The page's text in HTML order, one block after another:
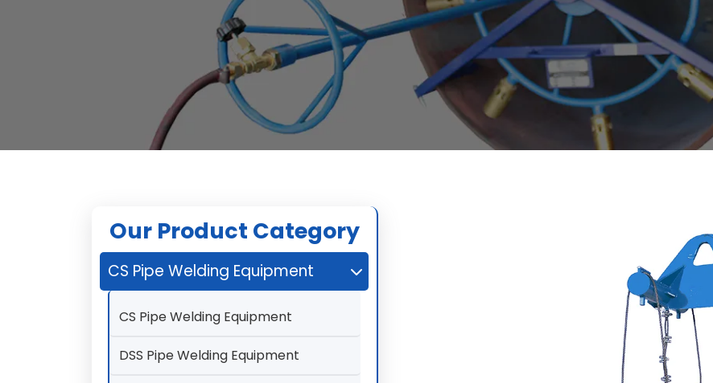
Our Product Category
CS Pipe Welding Equipment
CS Pipe Welding Equipment
DSS Pipe Welding Equipment